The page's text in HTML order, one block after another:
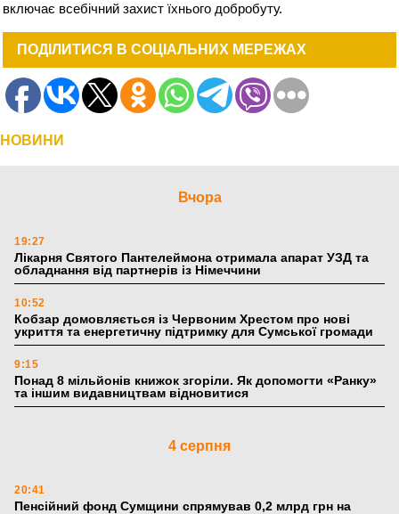
включає всебічний захист їхнього добробуту.
ПОДІЛИТИСЯ В СОЦІАЛЬНИХ МЕРЕЖАХ
НОВИНИ
Вчора
19:27
Лікарня Святого Пантелеймона отримала апарат УЗД та
обладнання від партнерів із Німеччини
10:52
Кобзар домовляється із Червоним Хрестом про нові
укриття та енергетичну підтримку для Сумської громади
9:15
Понад 8 мільйонів книжок згоріли. Як допомогти «Ранку»
та іншим видавництвам відновитися
4 серпня
20:41
Пенсійний фонд Сумщини спрямував 0,2 млрд грн на